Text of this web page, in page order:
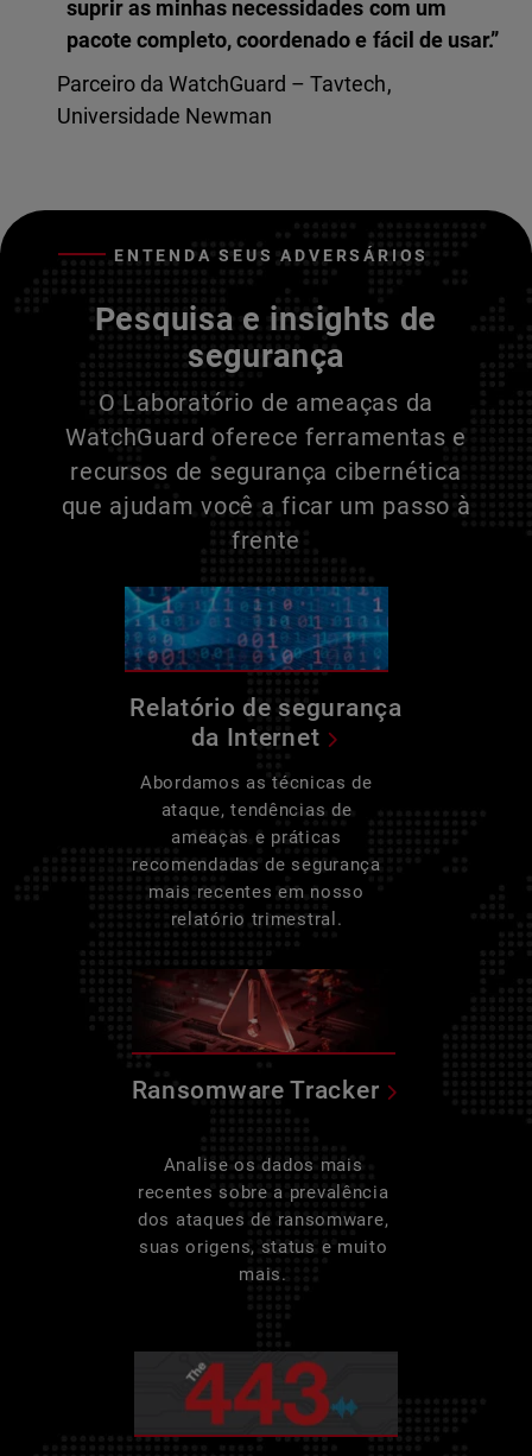
suprir as minhas necessidades com um
pacote completo, coordenado e fácil de usar.”
Parceiro da WatchGuard – Tavtech,
Universidade Newman
ENTENDA SEUS ADVERSÁRIOS
Pesquisa e insights de
segurança
O Laboratório de ameaças da
WatchGuard oferece ferramentas e
recursos de segurança cibernética
que ajudam você a ficar um passo à
frente
Relatório de segurança
da Internet
Abordamos as técnicas de
ataque, tendências de
ameaças e práticas
recomendadas de segurança
mais recentes em nosso
relatório trimestral.
Ransomware Tracker
Analise os dados mais
recentes sobre a prevalência
dos ataques de ransomware,
suas origens, status e muito
mais.